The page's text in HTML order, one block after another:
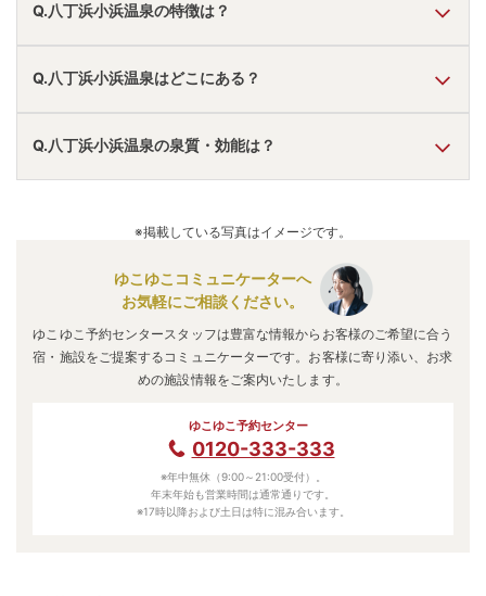
Q.八丁浜小浜温泉の特徴は？
A. 温泉・お湯の特徴はさらさら しており、温泉地の雰囲気は
「静か・落ち着いた」 と言われています。
Q.八丁浜小浜温泉はどこにある？
A. 八丁浜小浜温泉 は、宮津市にあります。
車でお越しの方は、京丹後大宮ICから車で約30分。
電車でお越しの方は、網野駅からタクシーで約7分。
Q.八丁浜小浜温泉の泉質・効能は？
胃腸病、皮膚病、便秘 などと言われています。
※掲載している写真はイメージです。
ゆこゆこコミュニケーターへ
お気軽にご相談ください。
ゆこゆこ予約センタースタッフは豊富な情報からお客様のご希望に合う
宿・施設をご提案するコミュニケーターです。お客様に寄り添い、お求
めの施設情報をご案内いたします。
ゆこゆこ予約センター
0120-333-333
※年中無休（9:00～21:00受付）。
年末年始も営業時間は通常通りです。
※17時以降および土日は特に混み合います。